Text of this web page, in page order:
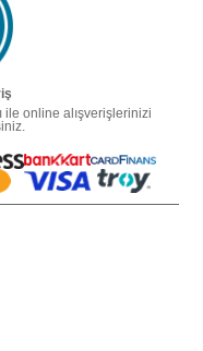
ile online alışverişlerinizi